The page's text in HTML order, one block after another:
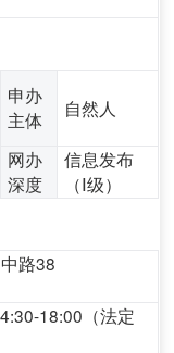
申办
主体
自然人
网办
深度
信息发布
（Ⅰ级）
路38
18:00（法定